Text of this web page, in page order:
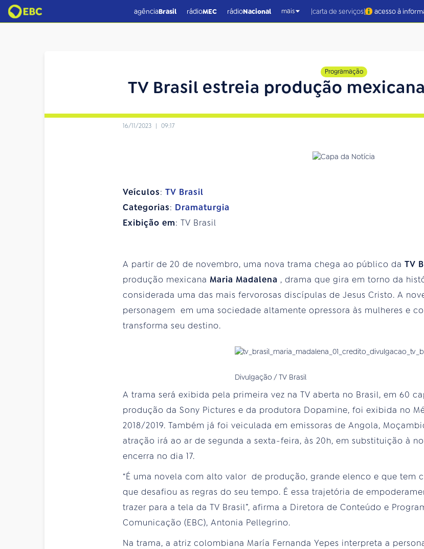
agênciaBrasil rádioMEC rádioNacional mais |carta de serviços| acesso à
Programação
TV Brasil estreia produção
16/11/2023 | 09:17
Veículos: TV Brasil
Categorias: Dramaturgia
Exibição em: TV Brasil
A partir de 20 de novembro, uma nova trama chega ao público da TV
produção mexicana Maria Madalena , drama que gira em torno da
considerada uma das mais fervorosas discípulas de Jesus Cristo. A
personagem em uma sociedade altamente opressora às mulheres e
transforma seu destino.
Divulgação / TV Brasil
A trama será exibida pela primeira vez na TV aberta no Brasil, em 60
produção da Sony Pictures e da produtora Dopamine, foi exibida no
2018/2019. Também já foi veiculada em emissoras de Angola,
atração irá ao ar de segunda a sexta-feira, às 20h, em substituição à
encerra no dia 17.
“É uma novela com alto valor de produção, grande elenco e que tem
que desafiou as regras do seu tempo. É essa trajetória de
trazer para a tela da TV Brasil”, afirma a Diretora de Conteúdo e
Comunicação (EBC), Antonia Pellegrino.
Na trama, a atriz colombiana María Fernanda Yepes interpreta a